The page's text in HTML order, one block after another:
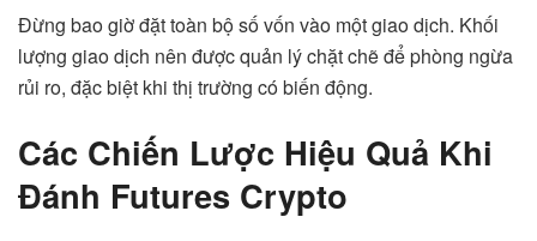
Đừng bao giờ đặt toàn bộ số vốn vào một giao dịch. Khối
lượng giao dịch nên được quản lý chặt chẽ để phòng ngừa
rủi ro, đặc biệt khi thị trường có biến động.
Các Chiến Lược Hiệu Quả Khi
Đánh Futures Crypto